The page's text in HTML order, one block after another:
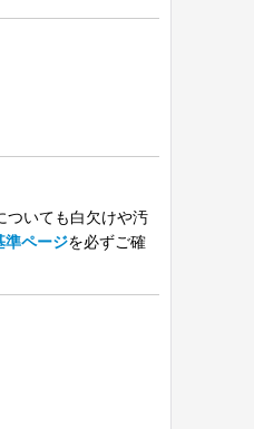
ついても白欠けや汚
ページを必ずご確